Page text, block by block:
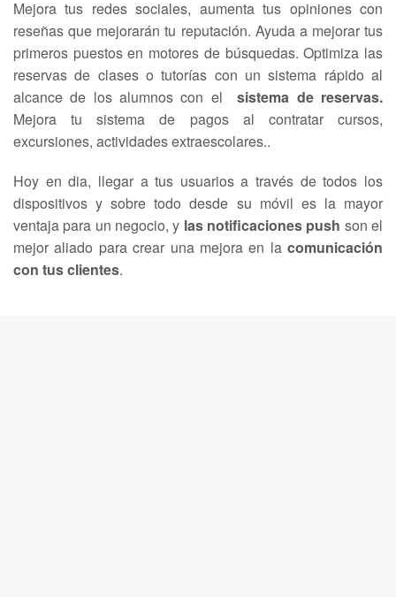
Mejora tus redes sociales, aumenta tus opiniones con
reseñas que mejorarán tu reputación. Ayuda a mejorar tus
primeros puestos en motores de búsquedas. Optimiza las
reservas de clases o tutorías con un sistema rápido al
alcance de los alumnos con elsistema de reservas.
Mejora tu sistema de pagos al contratar cursos,
excursiones, actividades extraescolares..
Hoy en dia, llegar a tus usuarios a través de todos los
dispositivos y sobre todo desde su móvil es la mayor
ventaja para un negocio, y las notificaciones push son el
mejor aliado para crear una mejora en la comunicación
con tus clientes.